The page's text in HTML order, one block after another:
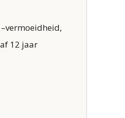
12 jaar